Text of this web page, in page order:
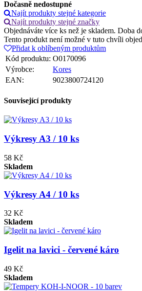
Dočasně nedostupné
Najít produkty stejné kategorie
Najít produkty stejné značky
Objednáváte více ks než je skladem. Doba
Tento produkt není možné v tuto chvíli
Přidat k oblíbeným produktům
Kód produktu: O0170096
Výrobce:
Kores
EAN:
9023800724120
Související produkty
Výkresy A3 / 10 ks
58 Kč
Skladem
Výkresy A4 / 10 ks
32 Kč
Skladem
Igelit na lavici - červené káro
49 Kč
Skladem